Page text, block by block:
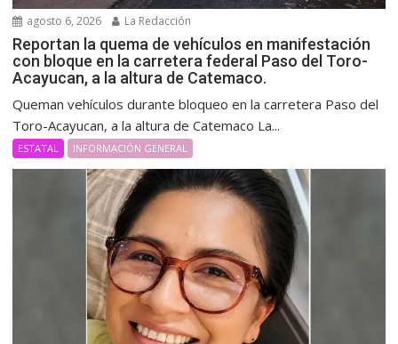
agosto 6, 2026 La Redacción
Reportan la quema de vehículos en manifestación
con bloque en la carretera federal Paso del Toro-
Acayucan, a la altura de Catemaco.
Queman vehículos durante bloqueo en la carretera Paso del
Toro-Acayucan, a la altura de Catemaco La...
ESTATAL INFORMACIÓN GENERAL